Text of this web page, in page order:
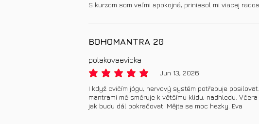
S kurzom som veľmi spokojná, priniesol mi viacej
BOHOMANTRA 20
polakovaevicka
Jun 13, 2026
average rating is 5 out of 5
I když cvičím jógu, nervový systém potřebuje
mantrami mě směruje k většímu klidu, nadhledu.
jak budu dál pokračovat. Mějte se moc hezky. Eva